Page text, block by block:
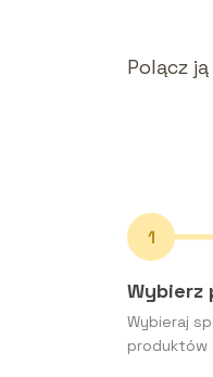
Polącz
Wybierz
Wybieraj
produktów